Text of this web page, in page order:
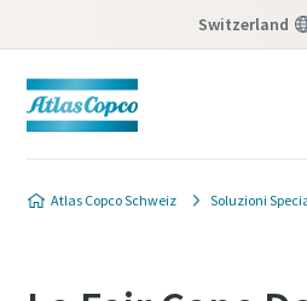
Switzerland
Atlas Copco Schweiz Soluzioni